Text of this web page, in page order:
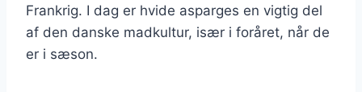
Frankrig. I dag er hvide asparges en vigtig del
af den danske madkultur, især i foråret, når de
er i sæson.